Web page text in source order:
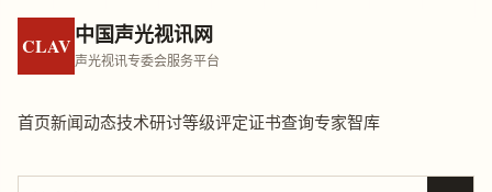
CLAV 中国声光视讯网
声光视讯专委会服务平台
首页新闻动态技术研讨等级评定证书查询专家智库